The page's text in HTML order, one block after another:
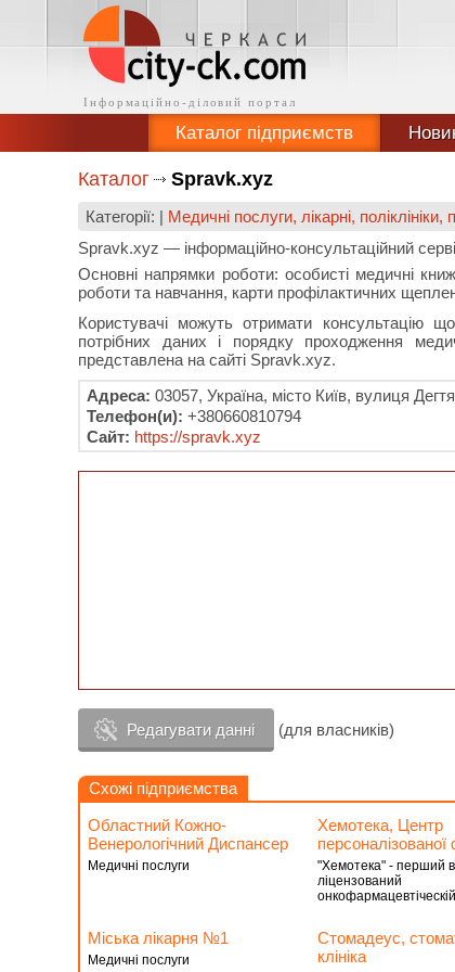
Каталог підприємств
Каталог Spravk.xyz
Категорії: | Медичні послуги, лікарні, поліклініки,
Spravk.xyz — інформаційно-консультаційний
Основні напрямки роботи: особисті медичні
роботи та навчання, карти профілактичних
Користувачі можуть отримати консультацію
потрібних даних і порядку проходження
представлена на сайті Spravk.xyz.
Адреса: 03057, Україна, місто Київ, вулиця
Телефон(и): +380660810794
Сайт: https://spravk.xyz
Редагувати данні (для власників)
Схожі підприємства
Областний Кожно-
Венерологічний Диспансер
Медичні послуги
Хемотека, Центр
персоналізованої
"Хемотека" - перший в
ліцензований
Міська лікарня №1
Медичні послуги
Стомадеус,
клініка